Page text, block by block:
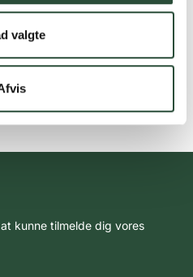
valgte
kunne tilmelde dig vores